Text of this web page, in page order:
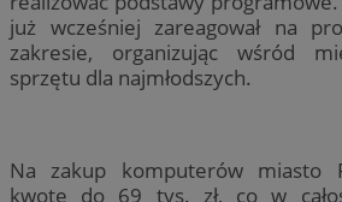
już wcześniej zareagował na
zakresie, organizując wśród
sprzętu dla najmłodszych.
Na zakup komputerów miasto
kwotę do 69 tys. zł, co w